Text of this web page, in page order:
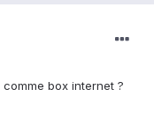
comme box internet ?